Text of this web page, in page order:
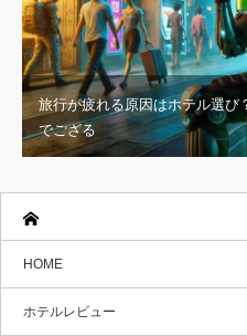
旅行が疲れる原因はホテル選び
でござる
HOME
ホテルレビュー